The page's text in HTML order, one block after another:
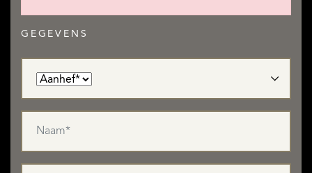
GEGEVENS